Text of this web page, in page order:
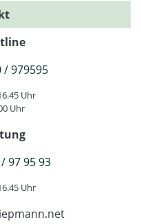
/ 979595
Uhr
Uhr
97 95 93
Uhr